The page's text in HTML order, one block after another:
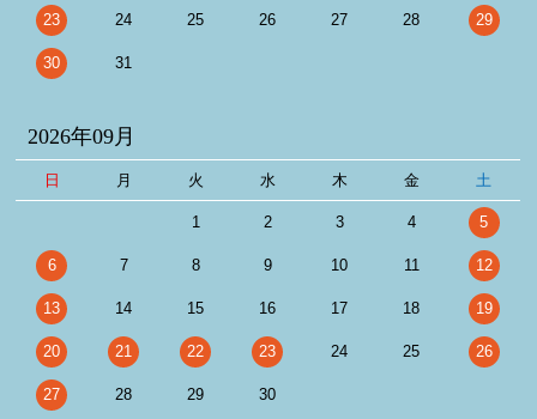
23 24 25 26 27 28 29
30 31
2026年09月
日 月 火 水 木 金 土
1 2 3 4 5
6 7 8 9 10 11 12
13 14 15 16 17 18 19
20 21 22 23 24 25 26
27 28 29 30